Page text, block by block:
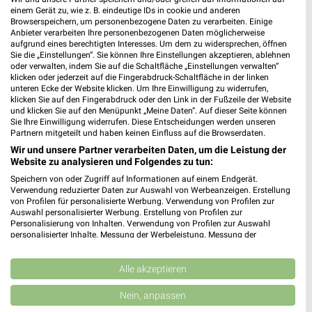
Lidl Prospekt für Eriskirch ab Mo. den
03.08.
Gültig von 03. Aug. bis 08. Aug.
📅 Kalendereintrag erstellen
PROSPEKT BLÄTTERN
WEIN ANGEBOTE AB FREITAG BLUMEN HANDY & SMARTPHONE
einem Gerät zu, wie z. B. eindeutige IDs in cookie und anderen
Browserspeichern, um personenbezogene Daten zu verarbeiten. Einige
Anbieter verarbeiten Ihre personenbezogenen Daten möglicherweise
aufgrund eines berechtigten Interesses. Um dem zu widersprechen, öffnen
Sie die „Einstellungen“. Sie können Ihre Einstellungen akzeptieren, ablehnen
oder verwalten, indem Sie auf die Schaltfläche „Einstellungen verwalten“
klicken oder jederzeit auf die Fingerabdruck-Schaltfläche in der linken
unteren Ecke der Website klicken. Um Ihre Einwilligung zu widerrufen,
klicken Sie auf den Fingerabdruck oder den Link in der Fußzeile der Website
und klicken Sie auf den Menüpunkt „Meine Daten“. Auf dieser Seite können
Sie Ihre Einwilligung widerrufen. Diese Entscheidungen werden unseren
Partnern mitgeteilt und haben keinen Einfluss auf die Browserdaten.
Wir und unsere Partner verarbeiten Daten, um die Leistung der
Website zu analysieren und Folgendes zu tun:
Speichern von oder Zugriff auf Informationen auf einem Endgerät.
Verwendung reduzierter Daten zur Auswahl von Werbeanzeigen. Erstellung
von Profilen für personalisierte Werbung. Verwendung von Profilen zur
Auswahl personalisierter Werbung. Erstellung von Profilen zur
Personalisierung von Inhalten. Verwendung von Profilen zur Auswahl
personalisierter Inhalte. Messung der Werbeleistung. Messung der
Kombinationen von Daten aus verschiedenen Quellen. Entwicklung und
Verbesserung der Angebote. Verwendung reduzierter Daten zur Auswahl
von Inhalten.
Daten können außerhalb der Europäischen Union weitergegeben und in die
Alle akzeptieren
Nein, anpassen